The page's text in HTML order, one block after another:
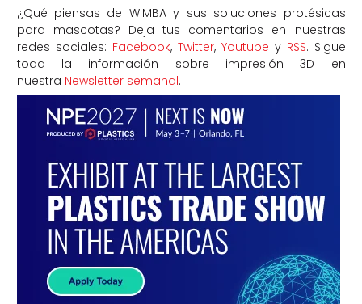
¿Qué piensas de WIMBA y sus soluciones protésicas
para mascotas? Deja tus comentarios en nuestras
redes sociales: Facebook, Twitter, Youtube y RSS. Sigue
toda la información sobre impresión 3D en
nuestra Newsletter semanal.